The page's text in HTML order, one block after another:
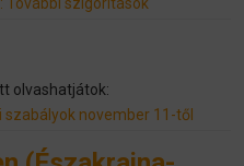
További szigorítások
olvashatjátok:
szabályok november 11-től